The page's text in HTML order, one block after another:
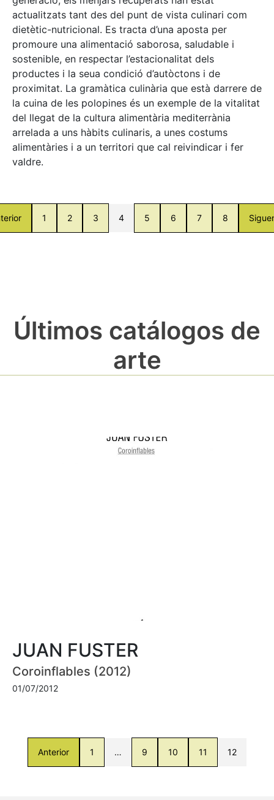
actualitzats tant des del punt de vista culinari com
dietètic-nutricional. Es tracta d’una aposta per
promoure una alimentació saborosa, saludable i
sostenible, en respectar l’estacionalitat dels
productes i la seua condició d’autòctons i de
proximitat. La gramàtica culinària que està darrere de
la cuina de les polopines és un exemple de la vitalitat
del llegat de la cultura alimentària mediterrània
arrelada a uns hàbits culinaris, a unes costums
alimentàries i a un territori que cal reivindicar i fer
valdre.
1 2 3 4 5 6 7 8
Últimos catálogos de
arte
JUAN FUSTER
Coroinflables (2012)
01/07/2012
Anterior 1 … 9 10 11 12